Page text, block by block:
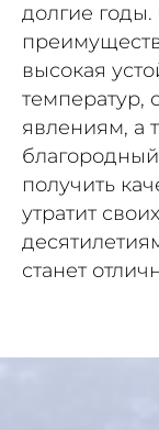
долгие
высокая
температур,
явлениям, а
получить
утратит
станет